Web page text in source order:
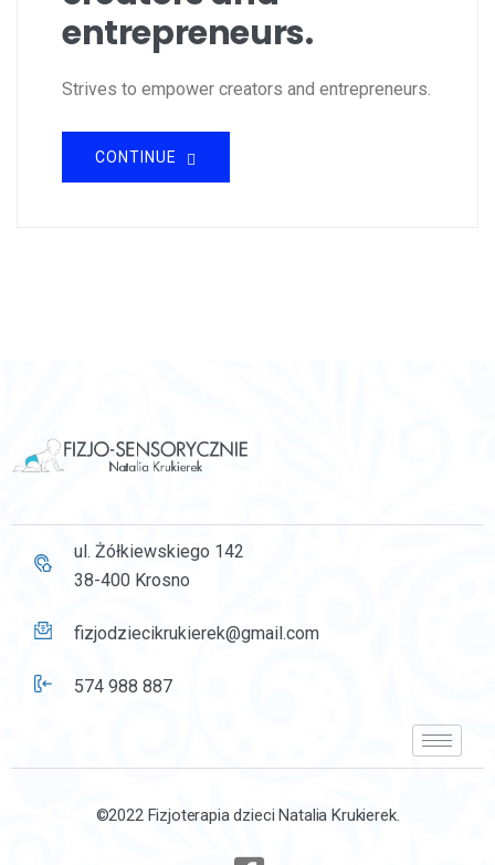
entrepreneurs.
Strives to empower creators and entrepreneurs.
CONTINUE
ul. Żółkiewskiego 142
38-400 Krosno
fizjodziecikrukierek@gmail.com
574 988 887
©2022 Fizjoterapia dzieci Natalia Krukierek.